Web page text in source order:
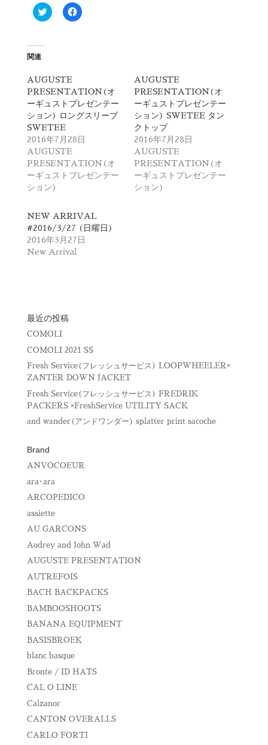
ク
リ
t
t
e
r
で
共
有
(
新
し
い
ウ
ィ
ン
ド
開
き
ま
す
)
F
a
有
す
る
に
は
リ
ッ
し
て
く
だ
新
し
い
ウ
ィ
関連
AUGUSTE
PRESENTATION(オ
ーギュストプレゼンテー
ション) ロングスリーブ
SWETEE
2016年7月28日
AUGUSTE
PRESENTATION(オ
ーギュストプレゼンテー
ション)
AUGUSTE
PRESENTATION(オ
ーギュストプレゼンテー
ション) SWETEE タン
クトップ
2016年7月28日
AUGUSTE
PRESENTATION(オ
ーギュストプレゼンテー
ション)
NEW ARRIVAL
#2016/3/27 (日曜日)
2016年3月27日
New Arrival
最近の投稿
COMOLI
COMOLI 2021 SS
Fresh Service(フレッシュサービス) LOOPWHEELER×
ZANTER DOWN JACKET
Fresh Service(フレッシュサービス) FREDRIK
PACKERS ×FreshService UTILITY SACK
and wander(アンドワンダー) splatter print sacoche
Brand
ANVOCOEUR
ara･ara
ARCOPEDICO
assiette
AU GARCONS
Audrey and John Wad
AUGUSTE PRESENTATION
AUTREFOIS
BACH BACKPACKS
BAMBOOSHOOTS
BANANA EQUIPMENT
BASISBROEK
blanc basque
Bronte / ID HATS
CAL O LINE
Calzanor
CANTON OVERALLS
CARLO FORTI